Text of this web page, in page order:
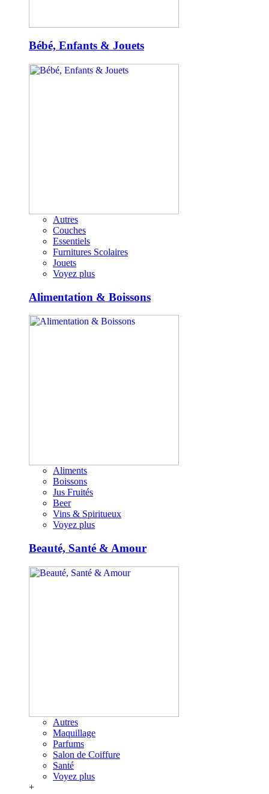
Bébé, Enfants & Jouets
Autres
Couches
Essentiels
Furnitures Scolaires
Jouets
Voyez plus
Alimentation & Boissons
Aliments
Boissons
Jus Fruités
Beer
Vins & Spiritueux
Voyez plus
Beauté, Santé & Amour
Autres
Maquillage
Parfums
Salon de Coiffure
Santé
Voyez plus
+